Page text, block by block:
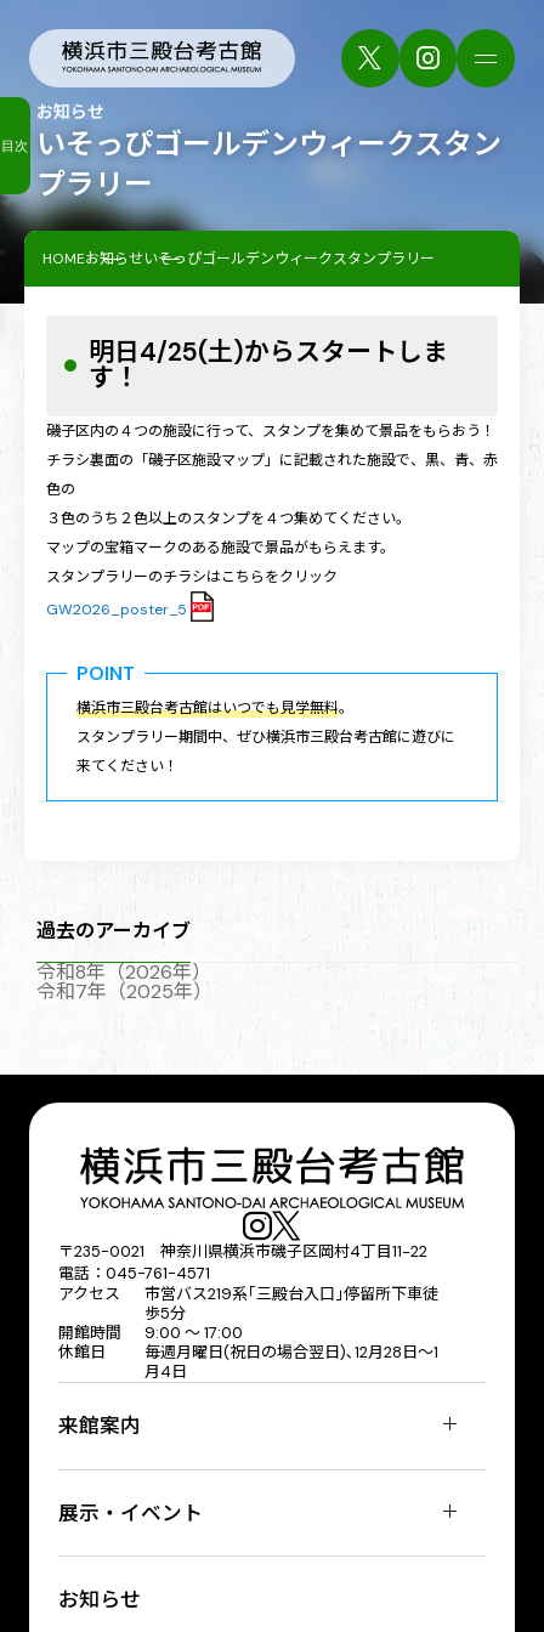
いそっぴゴールデンウィークスタン
プラリー
お知らせ
HOMEお知らせいそっぴゴールデンウィークスタンプラリー
明日4/25(土)からスタートしま
す！
磯子区内の４つの施設に行って、スタンプを集めて景品をもらおう！
チラシ裏面の「磯子区施設マップ」に記載された施設で、黒、青、赤
色の
３色のうち２色以上のスタンプを４つ集めてください。
マップの宝箱マークのある施設で景品がもらえます。
スタンプラリーのチラシはこちらをクリック
GW2026_poster_5
POINT
横浜市三殿台考古館はいつでも見学無料。
スタンプラリー期間中、ぜひ横浜市三殿台考古館に遊びに
来てください！
目次
過去のアーカイブ
令和8年（2026年）
令和7年（2025年）
〒235-0021 神奈川県横浜市磯子区岡村4丁目11−22
電話：045-761-4571
アクセス
市営バス219系｢三殿台入口｣停留所下車徒
歩5分
開館時間
9:00 〜 17:00
休館日
毎週月曜日(祝日の場合翌日)､12月28日～1
月4日
来館案内
展示・イベント
お知らせ